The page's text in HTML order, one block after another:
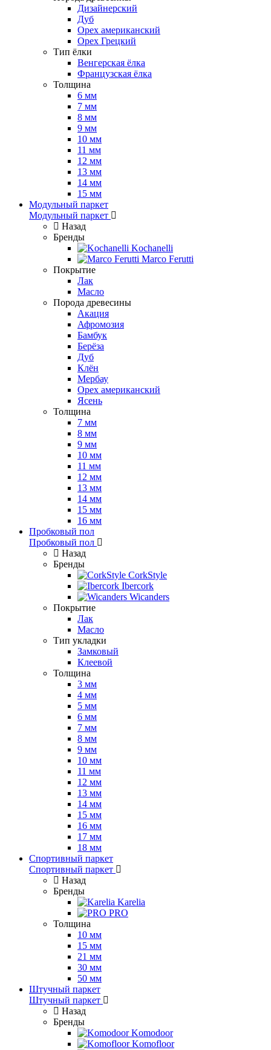
Дизайнерский
Дуб
Орех американский
Орех Грецкий
Тип ёлки
Венгерская ёлка
Французская ёлка
Толщина
6 мм
7 мм
8 мм
9 мм
10 мм
11 мм
12 мм
13 мм
14 мм
15 мм
Модульный паркет
Модульный паркет
Назад
Бренды
Kochanelli
Marco Ferutti
Покрытие
Лак
Масло
Порода древесины
Акация
Афромозия
Бамбук
Берёза
Дуб
Клён
Мербау
Орех американский
Ясень
Толщина
7 мм
8 мм
9 мм
10 мм
11 мм
12 мм
13 мм
14 мм
15 мм
16 мм
Пробковый пол
Пробковый пол
Назад
Бренды
CorkStyle
Ibercork
Wicanders
Покрытие
Лак
Масло
Тип укладки
Замковый
Клеевой
Толщина
3 мм
4 мм
5 мм
6 мм
7 мм
8 мм
9 мм
10 мм
11 мм
12 мм
13 мм
14 мм
15 мм
16 мм
17 мм
18 мм
Спортивный паркет
Спортивный паркет
Назад
Бренды
Karelia
PRO
Толщина
10 мм
15 мм
21 мм
30 мм
50 мм
Штучный паркет
Штучный паркет
Назад
Бренды
Komodoor
Komofloor